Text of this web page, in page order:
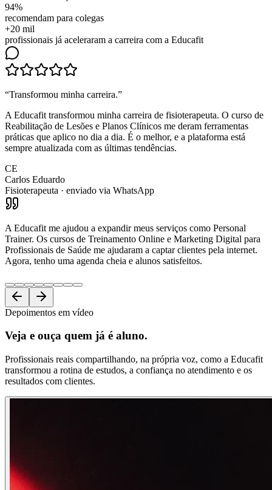
94%
recomendam para colegas
+20 mil
profissionais já aceleraram a carreira com a Educafit
“Transformou minha carreira.”
A Educafit transformou minha carreira de fisioterapeuta. O curso de
Reabilitação de Lesões e Planos Clínicos me deram ferramentas
práticas que aplico no dia a dia. É o melhor, e a plataforma está
sempre atualizada com as últimas tendências.
CE
Carlos Eduardo
Fisioterapeuta · enviado via WhatsApp
A Educafit me ajudou a expandir meus serviços como Personal
Trainer. Os cursos de Treinamento Online e Marketing Digital para
Profissionais de Saúde me ajudaram a captar clientes pela internet.
Agora, tenho uma agenda cheia e alunos satisfeitos.
Depoimentos em vídeo
Veja e ouça quem já é aluno.
Profissionais reais compartilhando, na própria voz, como a Educafit
transformou a rotina de estudos, a confiança no atendimento e os
resultados com clientes.